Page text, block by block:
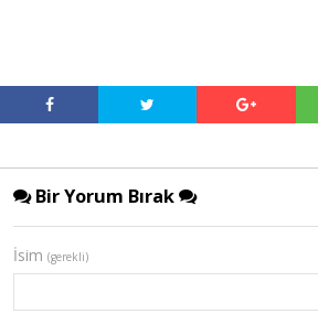
Bir Yorum Bırak
İsim (gerekli)